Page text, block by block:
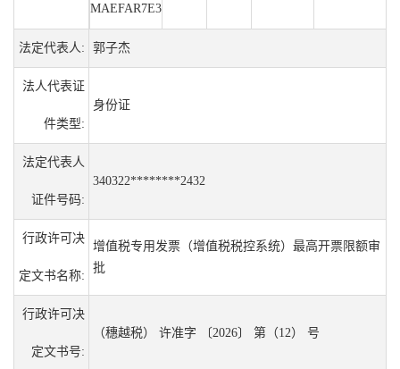
MAEFAR7E3
法定代表人: 郭子杰
法人代表证
件类型:
身份证
法定代表人
证件号码:
340322********2432
行政许可决
定文书名称:
增值税专用发票（增值税税控系统）最高开票限额审
批
行政许可决
定文书号:
（穗越税） 许准字 〔2026〕 第（12） 号